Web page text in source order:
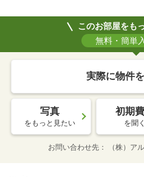
このお部屋をも
無料・簡単
実際に物件
写真
をもっと見たい
初期
を聞く
お問い合わせ先 （株）ア